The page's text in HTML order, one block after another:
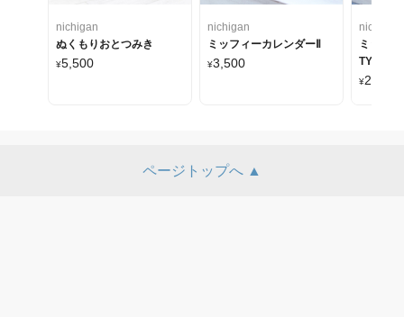
nichigan
ぬくもりおとつみき
¥5,500
nichigan
ミッフィーカレンダーⅡ
¥3,500
nichigan
ミッフ
TYPEⅡ
¥2,500
ページトップへ ▲